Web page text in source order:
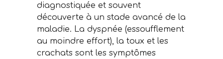
diagnostiquée et souvent
découverte à un stade avancé de la
maladie. La dyspnée (essoufflement
au moindre effort), la toux et les
crachats sont les symptômes